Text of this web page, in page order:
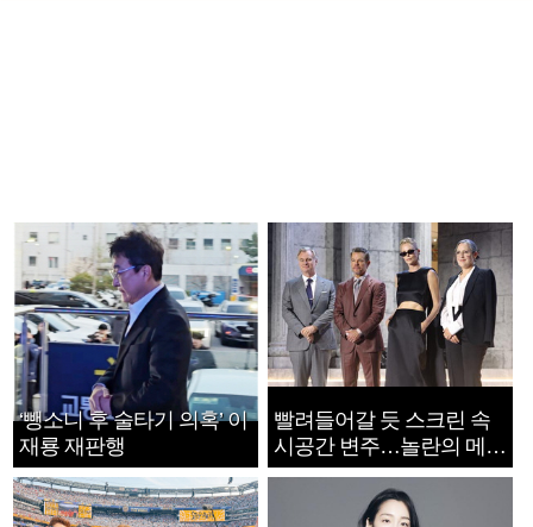
‘뺑소니 후 술타기 의혹’ 이
재룡 재판행
빨려들어갈 듯 스크린 속
시공간 변주…놀란의 메시
지는 ‘전쟁 속죄’